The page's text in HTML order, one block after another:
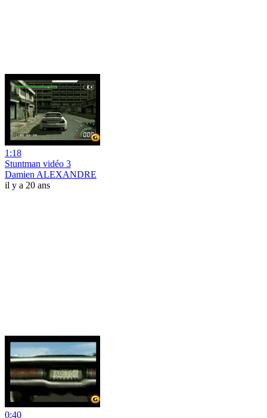
1:18
Stuntman vidéo 3
Damien ALEXANDRE
il y a 20 ans
0:40